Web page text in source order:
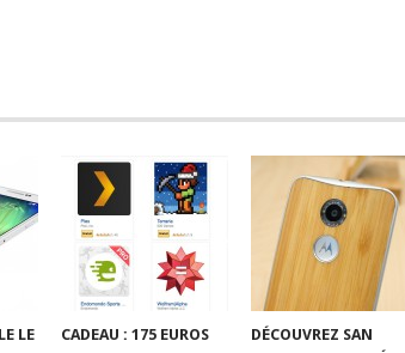
LE
CADEAU : 175 EUROS
DÉCOUVREZ SAN